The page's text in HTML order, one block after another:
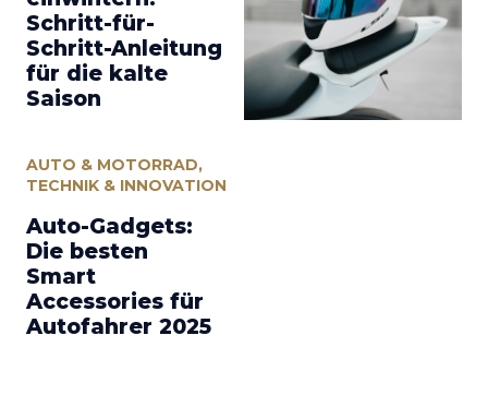
Schritt-für-
Schritt-Anleitung
für die kalte
Saison
AUTO & MOTORRAD,
TECHNIK & INNOVATION
Auto-Gadgets:
Die besten
Smart
Accessories für
Autofahrer 2025